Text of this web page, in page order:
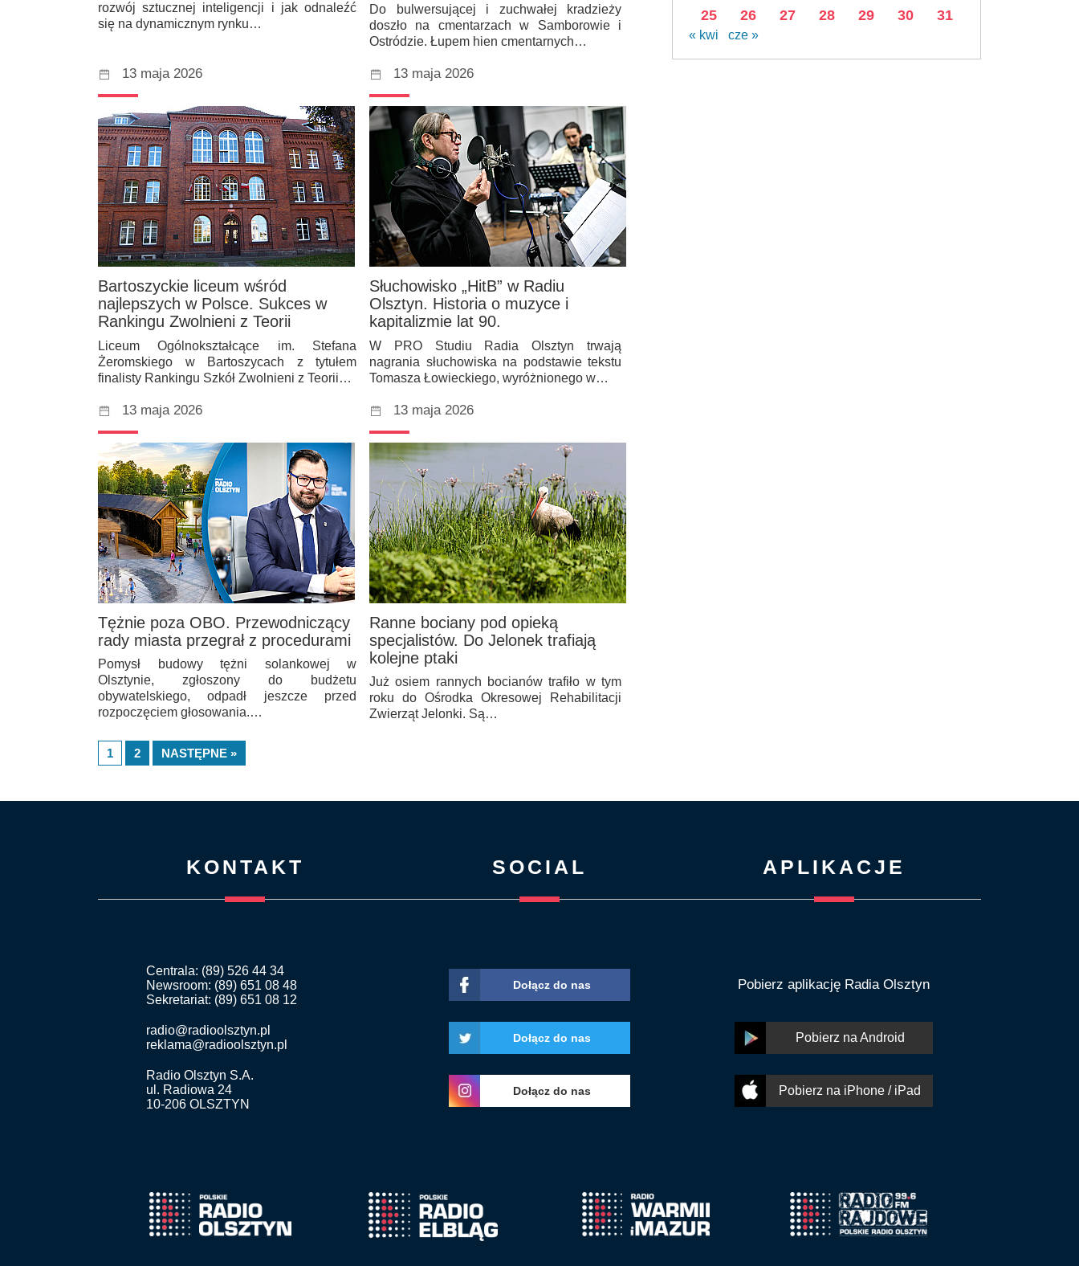
rozwój sztucznej inteligencji i jak odnaleźć
się na dynamicznym rynku…
Do bulwersującej i zuchwałej kradzieży
doszło na cmentarzach w Samborowie i
Ostródzie. Łupem hien cmentarnych…
13 maja 2026
Bartoszyckie liceum wśród
najlepszych w Polsce. Sukces w
Rankingu Zwolnieni z Teorii
Liceum Ogólnokształcące im. Stefana
Żeromskiego w Bartoszycach z tytułem
finalisty Rankingu Szkół Zwolnieni z Teorii…
13 maja 2026
Słuchowisko „HitB” w Radiu
Olsztyn. Historia o muzyce i
kapitalizmie lat 90.
W PRO Studiu Radia Olsztyn trwają
nagrania słuchowiska na podstawie tekstu
Tomasza Łowieckiego, wyróżnionego w…
13 maja 2026
Tężnie poza OBO. Przewodniczący
rady miasta przegrał z procedurami
Pomysł budowy tężni solankowej w
Olsztynie, zgłoszony do budżetu
obywatelskiego, odpadł jeszcze przed
rozpoczęciem głosowania.…
13 maja 2026
Ranne bociany pod opieką
specjalistów. Do Jelonek trafiają
kolejne ptaki
Już osiem rannych bocianów trafiło w tym
roku do Ośrodka Okresowej Rehabilitacji
Zwierząt Jelonki. Są…
1 2 NASTĘPNE »
25
26 27 28 29 30 31
« kwi cze »
KONTAKT
Centrala: (89) 526 44 34
Newsroom: (89) 651 08 48
Sekretariat: (89) 651 08 12
radio@radioolsztyn.pl
reklama@radioolsztyn.pl
Radio Olsztyn S.A.
ul. Radiowa 24
10-206 OLSZTYN
SOCIAL
Dołącz do nas
Dołącz do nas
Dołącz do nas
APLIKACJE
Pobierz aplikację Radia Olsztyn
Pobierz na Android
Pobierz na iPhone / iPad